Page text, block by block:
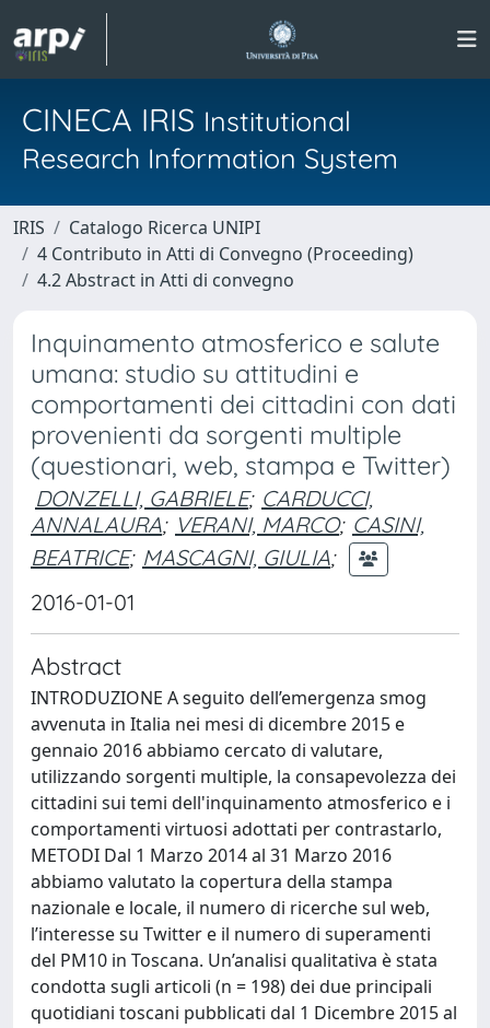
CINECA IRIS Institutional
Research Information System
IRIS
Catalogo Ricerca UNIPI
4 Contributo in Atti di Convegno (Proceeding)
4.2 Abstract in Atti di convegno
Inquinamento atmosferico e salute
umana: studio su attitudini e
comportamenti dei cittadini con dati
provenienti da sorgenti multiple
(questionari, web, stampa e Twitter)
DONZELLI, GABRIELE; CARDUCCI,
ANNALAURA; VERANI, MARCO; CASINI,
BEATRICE; MASCAGNI, GIULIA;
2016-01-01
Abstract
INTRODUZIONE A seguito dell’emergenza smog
avvenuta in Italia nei mesi di dicembre 2015 e
gennaio 2016 abbiamo cercato di valutare,
utilizzando sorgenti multiple, la consapevolezza dei
cittadini sui temi dell'inquinamento atmosferico e i
comportamenti virtuosi adottati per contrastarlo,
METODI Dal 1 Marzo 2014 al 31 Marzo 2016
abbiamo valutato la copertura della stampa
nazionale e locale, il numero di ricerche sul web,
l’interesse su Twitter e il numero di superamenti
del PM10 in Toscana. Un’analisi qualitativa è stata
condotta sugli articoli (n = 198) dei due principali
quotidiani toscani pubblicati dal 1 Dicembre 2015 al